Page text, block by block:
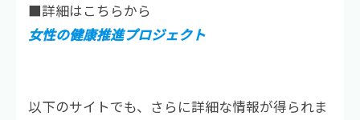
■詳細はこちらから
女性の健康推進プロジェクト
以下のサイトでも、さらに詳細な情報が得られま